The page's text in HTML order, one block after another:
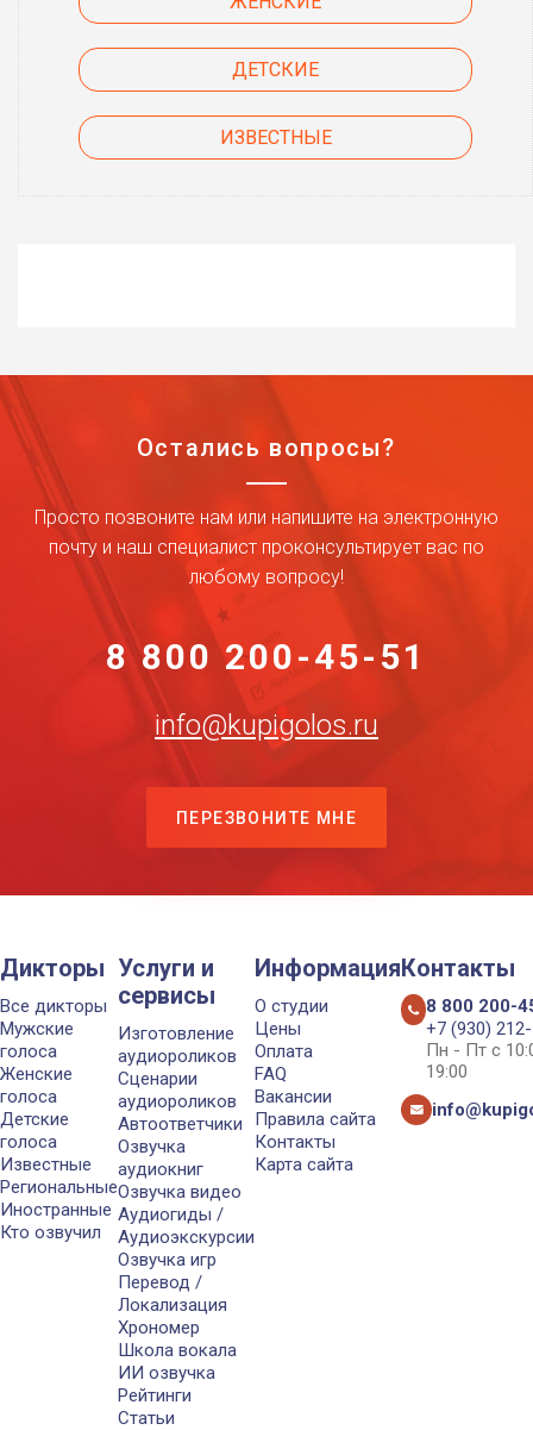
ДЕТСКИЕ
ИЗВЕСТНЫЕ
Остались вопросы?
Просто позвоните нам или напишите на электронную
почту и наш специалист проконсультирует вас по
любому вопросу!
8 800 200-45-51
info@kupigolos.ru
ПЕРЕЗВОНИТЕ МНЕ
Дикторы
Все дикторы
Мужские
голоса
Женские
голоса
Детские
голоса
Известные
Региональные
Иностранные
Кто озвучил
Услуги и
сервисы
Изготовление
аудиороликов
Сценарии
аудиороликов
Автоответчики
Озвучка
аудиокниг
Озвучка видео
Аудиогиды /
Аудиоэкскурсии
Озвучка игр
Перевод /
Локализация
Хрономер
Школа вокала
ИИ озвучка
Рейтинги
Статьи
Информация
О студии
Цены
Оплата
FAQ
Вакансии
Правила сайта
Контакты
Карта сайта
Контакты
8 800 200-
+7 (930)
Пн - Пт с
19:00